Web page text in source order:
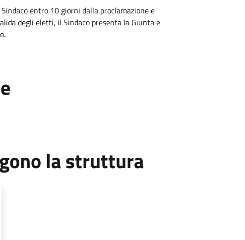
entro 10 giorni dalla proclamazione e
degli eletti, il Sindaco presenta la Giunta e
la struttura